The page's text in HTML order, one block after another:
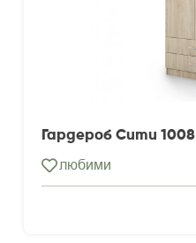
Гардероб Сити 1008
любими